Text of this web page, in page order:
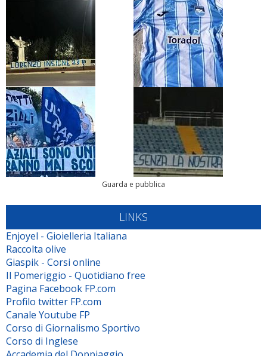
Guarda e pubblica
LINKS
Enjoyel - Gioielleria Italiana
Raccolta olive
Giaspik - Corsi online
Il Pomeriggio - Quotidiano free
Pagina Facebook FP.com
Profilo twitter FP.com
Canale Youtube FP
Corso di Giornalismo Sportivo
Corso di Inglese